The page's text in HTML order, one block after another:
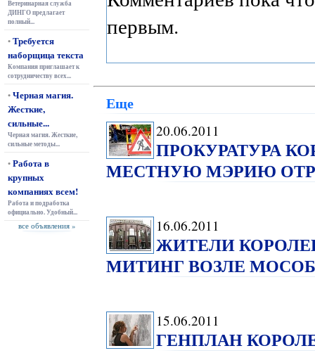
Ветеринарная служба
ДИНГО предлагает
полный...
•Требуется
наборщица текста
Компания приглашает к
сотрудничеству всех...
•Черная магия.
Жесткие,
сильные...
Черная магия. Жесткие,
сильные методы...
•Работа в
крупных
компаниях всем!
Работа и подработка
официально. Удобный...
все объявления »
первым.
Еще
20.06.2011
ПРОКУРАТУРА
МЕСТНУЮ МЭРИЮ
16.06.2011
ЖИТЕЛИ
МИТИНГ ВОЗЛЕ
15.06.2011
ГЕНПЛАН